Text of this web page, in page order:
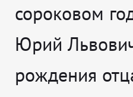
сороковом
Юрий
рождения